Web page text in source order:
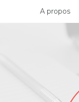
A propos